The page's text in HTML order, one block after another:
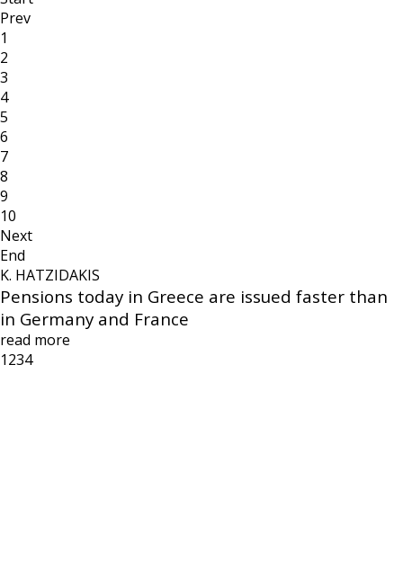
Prev
1
2
3
4
5
6
7
8
9
10
Next
End
K. HATZIDAKIS
Pensions today in Greece are issued faster than
in Germany and France
read more
1234